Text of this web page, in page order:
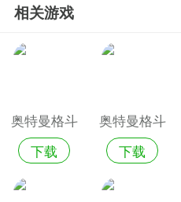
相关游戏
奥特曼格斗
进化0
下载
奥特曼格斗
进化0无限
下载